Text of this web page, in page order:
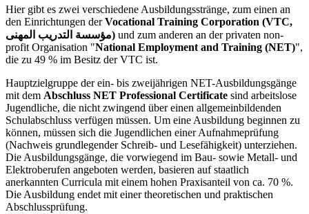
Hier gibt es zwei verschiedene Ausbildungsstränge, zum einen an
den Einrichtungen derVocational Training Corporation (VTC,
مؤسسة التدريب المهنى) und zum anderen an der privaten non-
profit Organisation "National Employment and Training (NET)",
die zu 49 % im Besitz der VTC ist.
Hauptzielgruppe der ein- bis zweijährigen NET-Ausbildungsgänge
mit dem Abschluss NET Professional Certificate sind arbeitslose
Jugendliche, die nicht zwingend über einen allgemeinbildenden
Schulabschluss verfügen müssen. Um eine Ausbildung beginnen zu
können, müssen sich die Jugendlichen einer Aufnahmeprüfung
(Nachweis grundlegender Schreib- und Lesefähigkeit) unterziehen.
Die Ausbildungsgänge, die vorwiegend im Bau- sowie Metall- und
Elektroberufen angeboten werden, basieren auf staatlich
anerkannten Curricula mit einem hohen Praxisanteil von ca. 70 %.
Die Ausbildung endet mit einer theoretischen und praktischen
Abschlussprüfung.